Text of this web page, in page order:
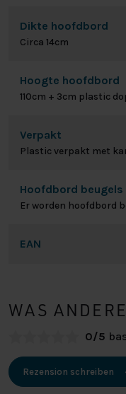
Dikte hoofdbord
Circa 14cm
Hoogte hoofdbord
110cm + 3cm plastic
Verpakt
Plastic verpakt met
Hoofdbord beugels
Er worden hoofdbord
EAN
WAS
0/5
Rezension schreiben